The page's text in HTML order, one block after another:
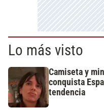
Lo más visto
Camiseta y
conquista
tendencia